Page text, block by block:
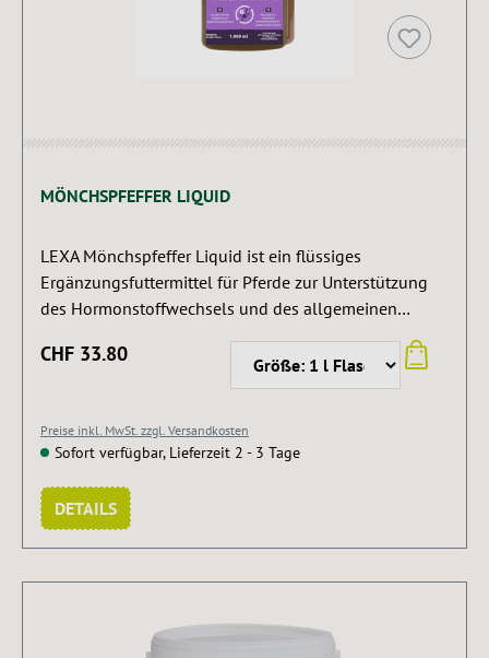
MÖNCHSPFEFFER LIQUID
LEXA Mönchspfeffer Liquid ist ein flüssiges
Ergänzungsfuttermittel für Pferde zur Unterstützung
des Hormonstoffwechsels und des allgemeinen
Traubensilberkerze, Hopfen und Lavendel eignet sich
besonders für Stuten während der Rosse oder für
flüssigen Form lässt sich das Produkt einfach dosieren
und über das tägliche Futter verabreichen.
CHF 33.80
Preise inkl. MwSt. zzgl. Versandkosten
Sofort verfügbar, Lieferzeit 2 - 3 Tage
DETAILS